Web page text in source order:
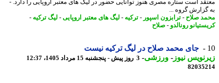
است ستاره مصری هنوز توانایی حضور در لیگ های معتبر اروپایی را دارد. -
گروه ...
صلاح-ترابزون اسپور-ترکیه-لیگ های معتبر اروپایی-لیگ ترکیه-
رونالدو-صلاح
جای محمد صلاح در لیگ ترکیه نیست
نیوز-ورزشی-3 روز پیش - پنجشنبه 15 مرداد 1405، 12:37